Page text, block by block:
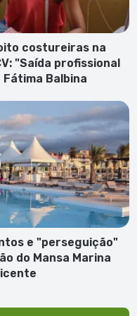
costureiras na
"Saída profissional
Balbina
e "perseguição"
do Mansa Marina